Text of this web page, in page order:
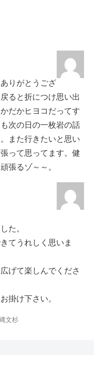
りがとうござ
ると折につけ思い出
だかヒヨコだってす
次の日の一枚岩の話
また行きたいと思い
って思ってます。健
張るゾ～～。
た。
てうれしく思いま
げて楽しんでくださ
掛け下さい。
文杉